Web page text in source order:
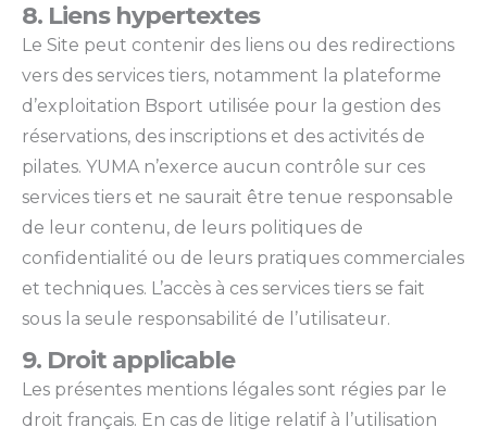
8. Liens hypertextes
Le Site peut contenir des liens ou des redirections
vers des services tiers, notamment la plateforme
d’exploitation Bsport utilisée pour la gestion des
réservations, des inscriptions et des activités de
pilates. YUMA n’exerce aucun contrôle sur ces
services tiers et ne saurait être tenue responsable
de leur contenu, de leurs politiques de
confidentialité ou de leurs pratiques commerciales
et techniques. L’accès à ces services tiers se fait
sous la seule responsabilité de l’utilisateur.
9. Droit applicable
Les présentes mentions légales sont régies par le
droit français. En cas de litige relatif à l’utilisation